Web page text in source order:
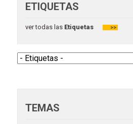
ETIQUETAS
ver todas las Etiquetas >>
TEMAS